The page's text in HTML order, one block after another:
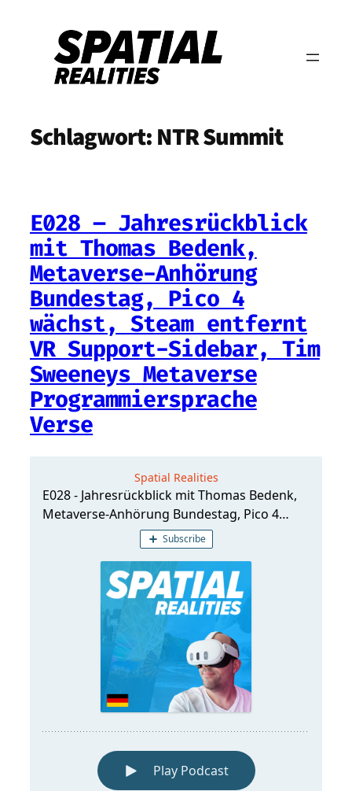
springen
Schlagwort:NTR Summit
E028 – Jahresrückblick
mit Thomas Bedenk,
Metaverse-Anhörung
Bundestag, Pico 4
wächst, Steam entfernt
VR Support-Sidebar, Tim
Sweeneys Metaverse
Programmiersprache
Verse